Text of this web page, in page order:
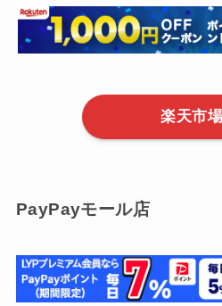
楽天市
PayPayモール店